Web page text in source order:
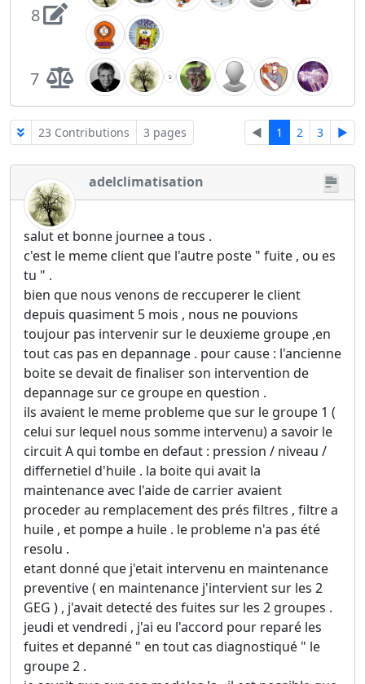
8
7
23 Contributions 3 pages ◄ 1 2 3 ►
adelclimatisation
salut et bonne journee a tous .
c'est le meme client que l'autre poste " fuite , ou es
tu " .
bien que nous venons de reccuperer le client
depuis quasiment 5 mois , nous ne pouvions
toujour pas intervenir sur le deuxieme groupe ,en
tout cas pas en depannage . pour cause : l'ancienne
boite se devait de finaliser son intervention de
depannage sur ce groupe en question .
ils avaient le meme probleme que sur le groupe 1 (
celui sur lequel nous somme intervenu) a savoir le
circuit A qui tombe en defaut : pression / niveau /
differnetiel d'huile . la boite qui avait la
maintenance avec l'aide de carrier avaient
proceder au remplacement des prés filtres , filtre a
huile , et pompe a huile . le probleme n'a pas été
resolu .
etant donné que j'etait intervenu en maintenance
preventive ( en maintenance j'intervient sur les 2
GEG ) , j'avait detecté des fuites sur les 2 groupes .
jeudi et vendredi , j'ai eu l'accord pour reparé les
fuites et depanné " en tout cas diagnostiqué " le
groupe 2 .